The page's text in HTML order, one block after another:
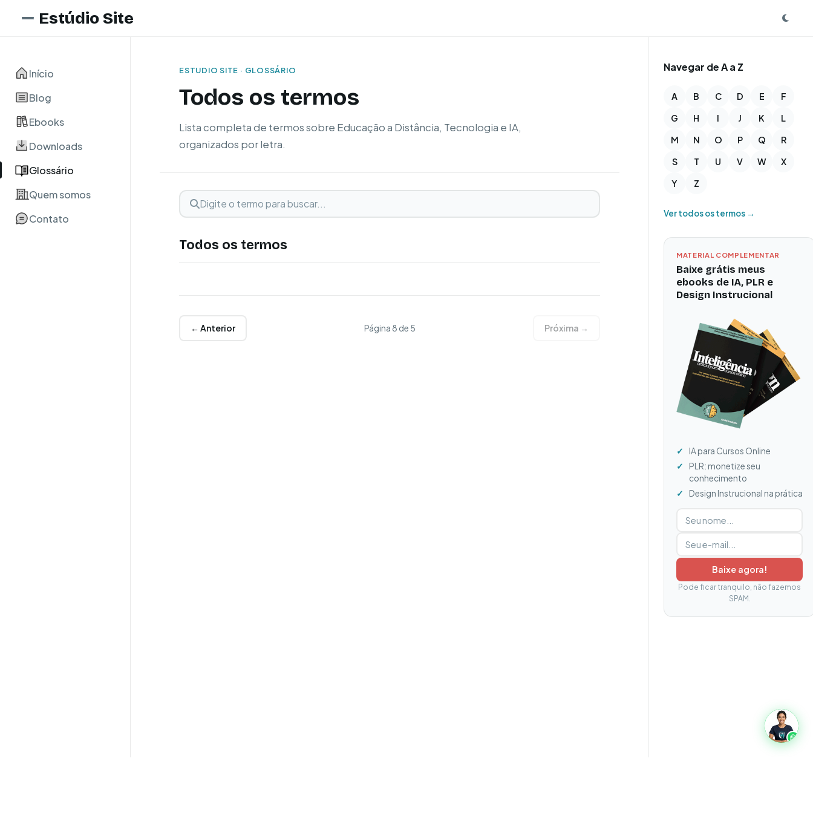
Estúdio Site
Início
Blog
Ebooks
Downloads
Glossário
Quem somos
Contato
ESTUDIO SITE · GLOSSÁRIO
Todos os termos
Lista completa de termos sobre Educação a Distância, Tecnologia e IA,
organizados por letra.
Buscar termo
Digite o termo para buscar
Todos os termos
← Anterior Página 8 de 5 Próxima →
Navegar de A a Z
A B C D E
F
G
H I J K
L
M
N O P Q
R
S
T U V W
X
Y
Z
Ver todos os termos →
MATERIAL COMPLEMENTAR
Baixe grátis meus
ebooks de IA, PLR e
Design Instrucional
IA para Cursos Online
PLR: monetize seu
conhecimento
Design Instrucional na prática
Digite seu nome
Digite seu e-mail
Baixe agora!
Pode ficar tranquilo, não fazemos
SPAM.